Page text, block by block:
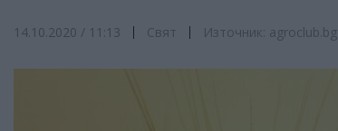
14.10.2020 / 11:13 Свят Източник: agroclub.bg